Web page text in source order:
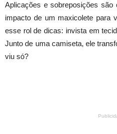
Aplicações e sobreposições
impacto de um maxicolete para
esse rol de dicas: invista em
Junto de uma camiseta, ele
viu só?